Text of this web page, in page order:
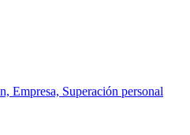
Empresa, Superación personal